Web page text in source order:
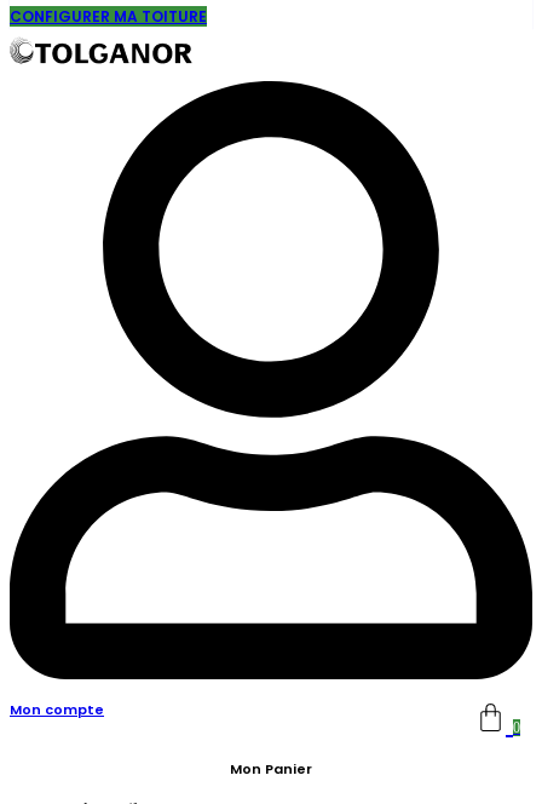
CONFIGURER MA TOITURE
Mon compte
0
Mon Panier